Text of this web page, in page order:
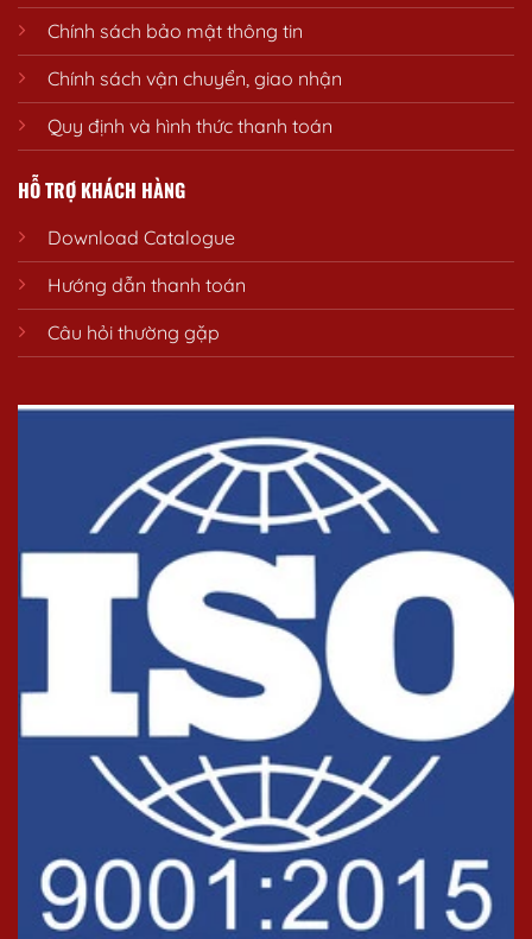
Chính sách bảo mật thông tin
Chính sách vận chuyển, giao nhận
Quy định và hình thức thanh toán
HỖ TRỢ KHÁCH HÀNG
Download Catalogue
Hướng dẫn thanh toán
Câu hỏi thường gặp